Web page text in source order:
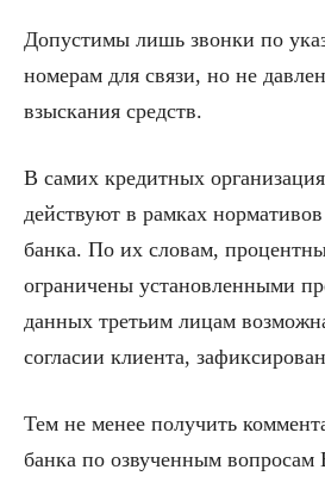
Допустимы лишь звонки по
номерам для связи, но не
взыскания средств.
В самих кредитных
действуют в рамках
банка. По их словам,
ограничены установленными
данных третьим лицам
согласии клиента,
Тем не менее получить
банка по озвученным вопросам